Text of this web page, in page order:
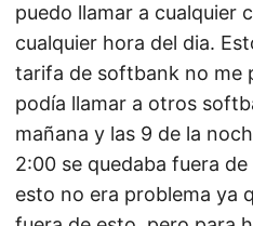
puedo llamar a cualquier
cualquier hora del dia.
tarifa de softbank no me
podía llamar a otros
mañana y las 9 de la
2:00 se quedaba fuera
esto no era problema ya